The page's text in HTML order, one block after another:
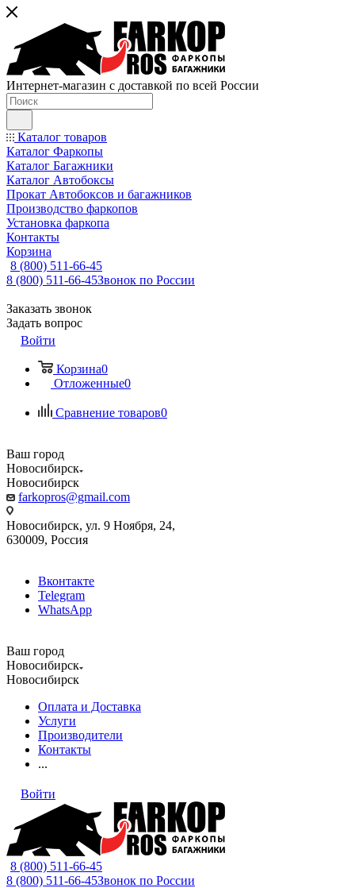
Интернет-магазин с доставкой по всей России
Каталог товаров
Каталог Фаркопы
Каталог Багажники
Каталог Автобоксы
Прокат Автобоксов и багажников
Производство фаркопов
Установка фаркопа
Контакты
Корзина
8 (800) 511-66-45
8 (800) 511-66-45Звонок по России
Заказать звонок
Задать вопрос
Войти
Корзина0
Отложенные0
Сравнение товаров0
Ваш город
Новосибирск
Новосибирск
farkopros@gmail.com
Новосибирск, ул. 9 Ноября, 24,
630009, Россия
Вконтакте
Telegram
WhatsApp
Ваш город
Новосибирск
Новосибирск
Оплата и Доставка
Услуги
Производители
Контакты
...
Войти
8 (800) 511-66-45
8 (800) 511-66-45Звонок по России